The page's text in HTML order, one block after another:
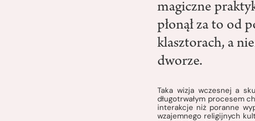
magiczne
płonął za to od
klasztorach, a
dworze.
Taka wizja wczesnej a
długotrwałym procesem
interakcje niż poranne
wzajemnego religijnych